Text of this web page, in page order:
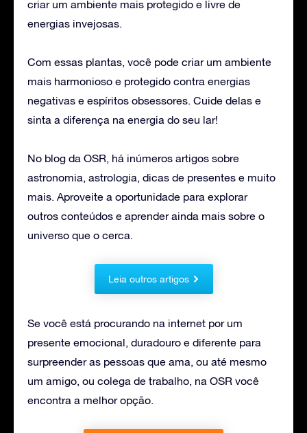
criar um ambiente mais protegido e livre de
energias invejosas.
Com essas plantas, você pode criar um ambiente
mais harmonioso e protegido contra energias
negativas e espíritos obsessores. Cuide delas e
sinta a diferença na energia do seu lar!
No blog da OSR, há inúmeros artigos sobre
astronomia, astrologia, dicas de presentes e muito
mais. Aproveite a oportunidade para explorar
outros conteúdos e aprender ainda mais sobre o
universo que o cerca.
Leia outros artigos
Se você está procurando na internet por um
presente emocional, duradouro e diferente para
surpreender as pessoas que ama, ou até mesmo
um amigo, ou colega de trabalho, na OSR você
encontra a melhor opção.